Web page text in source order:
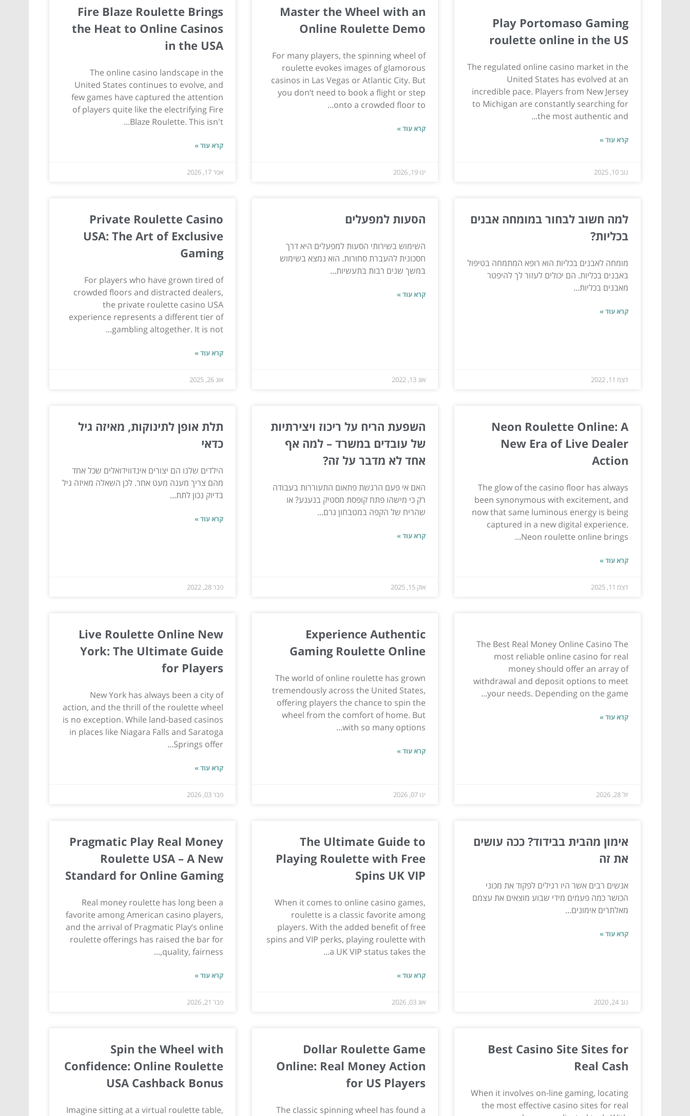
Play Portomaso Gaming
roulette online in the US
The regulated online casino market in the
United States has evolved at an
incredible pace. Players from New Jersey
to Michigan are constantly searching for
the most authentic and...
קרא עוד »
נוב 10, 2025
Master the Wheel with an
Online Roulette Demo
For many players, the spinning wheel of
roulette evokes images of glamorous
casinos in Las Vegas or Atlantic City. But
you don’t need to book a flight or step
onto a crowded floor to...
קרא עוד »
ינו 19, 2026
Fire Blaze Roulette Brings
the Heat to Online Casinos
in the USA
The online casino landscape in the
United States continues to evolve, and
few games have captured the attention
of players quite like the electrifying Fire
Blaze Roulette. This isn't...
קרא עוד »
אפר 17, 2026
למה חשוב לבחור במומחה אבנים
בכליות?
מומחה לאבנים בכליות הוא רופא המתמחה בטיפול
באבנים בכליות. הם יכולים לעזור לך להיפטר
מאבנים בכליות...
קרא עוד »
דצמ 11, 2022
הסעות למפעלים
השימוש בשירותי הסעות למפעלים היא דרך
חסכונית להעברת סחורות. הוא נמצא בשימוש
במשך שנים רבות בתעשיות...
קרא עוד »
אוג 13, 2022
Private Roulette Casino
USA: The Art of Exclusive
Gaming
For players who have grown tired of
crowded floors and distracted dealers,
the private roulette casino USA
experience represents a different tier of
gambling altogether. It is not...
קרא עוד »
אוג 26, 2025
Neon Roulette Online: A
New Era of Live Dealer
Action
The glow of the casino floor has always
been synonymous with excitement, and
now that same luminous energy is being
captured in a new digital experience.
Neon roulette online brings...
קרא עוד »
דצמ 11, 2025
השפעת הריח על ריכוז ויצירתיות
של עובדים במשרד – למה אף
אחד לא מדבר על זה?
האם אי פעם הרגשת פתאום התעוררות בעבודה
רק כי מישהו פתח קופסת מסטיק בנענע? או
שהריח של הקפה במטבחון גרם...
קרא עוד »
אוק 15, 2025
תלת אופן לתינוקות, מאיזה גיל
כדאי
הילדים שלנו הם יצורים אינדווידואלים שכל אחד
מהם צריך מענה מעט אחר. לכן השאלה מאיזה גיל
בדיוק נכון לתת...
קרא עוד »
פבר 28, 2022
The Best Real Money Online Casino The
most reliable online casino for real
money should offer an array of
withdrawal and deposit options to meet
your needs. Depending on the game...
קרא עוד »
יול 28, 2026
Experience Authentic
Gaming Roulette Online
The world of online roulette has grown
tremendously across the United States,
offering players the chance to spin the
wheel from the comfort of home. But
with so many options...
קרא עוד »
ינו 07, 2026
Live Roulette Online New
York: The Ultimate Guide
for Players
New York has always been a city of
action, and the thrill of the roulette wheel
is no exception. While land-based casinos
in places like Niagara Falls and Saratoga
Springs offer...
קרא עוד »
פבר 03, 2026
אימון מהבית בבידוד? ככה עושים
את זה
אנשים רבים אשר היו רגילים לפקוד את מכוני
הכושר כמה פעמים מידי שבוע מוצאים את עצמם
מאלתרים אימונים...
קרא עוד »
נוב 24, 2020
The Ultimate Guide to
Playing Roulette with Free
Spins UK VIP
When it comes to online casino games,
roulette is a classic favorite among
players. With the added benefit of free
spins and VIP perks, playing roulette with
a UK VIP status takes the...
קרא עוד »
אוג 03, 2026
Pragmatic Play Real Money
Roulette USA – A New
Standard for Online Gaming
Real money roulette has long been a
favorite among American casino players,
and the arrival of Pragmatic Play’s online
roulette offerings has raised the bar for
quality, fairness,...
קרא עוד »
פבר 21, 2026
Best Casino Site Sites for
Real Cash
When it involves on-line gaming, locating
the most effective casino sites for real
Dollar Roulette Game
Online: Real Money Action
for US Players
The classic spinning wheel has found a
Spin the Wheel with
Confidence: Online Roulette
USA Cashback Bonus
Imagine sitting at a virtual roulette table,